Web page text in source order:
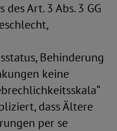
Art. 3 Abs. 3 GG
Behinderung
keine
dass Ältere
per se